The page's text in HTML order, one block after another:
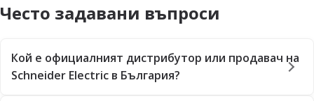
Често задавани въпроси
Кой е официалният дистрибутор или продавач на
Schneider Electric в България?